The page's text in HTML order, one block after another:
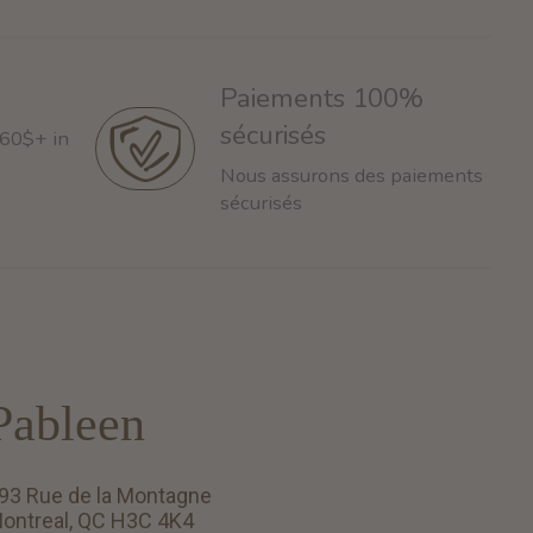
in
Paiements 100%
sécurisés
Nous assurons des paiements
sécurisés
Rue de la Montagne
QC H3C 4K4